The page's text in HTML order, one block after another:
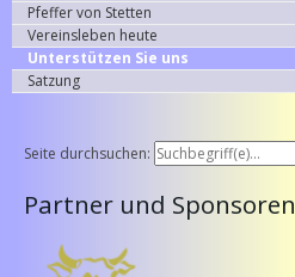
Pfeffer von Stetten
Vereinsleben heute
Unterstützen Sie uns
Satzung
Seite durchsuchen:
Partner und Sponsoren